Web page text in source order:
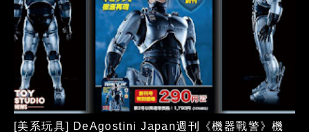
[美系玩具] DeAgostini Japan週刊《機器戰警》機